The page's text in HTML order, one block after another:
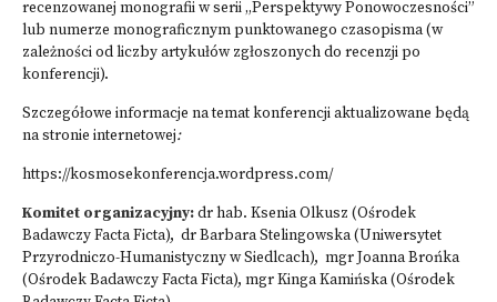
recenzowanej monografii w serii „Perspektywy Ponowoczesności”
lub numerze monograficznym punktowanego czasopisma (w
zależności od liczby artykułów zgłoszonych do recenzji po
konferencji).
Szczegółowe informacje na temat konferencji aktualizowane będą
na stronie internetowej:
https://kosmosekonferencja.wordpress.com/
Komitet organizacyjny:dr hab. Ksenia Olkusz (Ośrodek
Badawczy Facta Ficta), dr Barbara Stelingowska (Uniwersytet
Przyrodniczo-Humanistyczny w Siedlcach), mgr Joanna Brońka
(Ośrodek Badawczy Facta Ficta), mgr Kinga Kamińska (Ośrodek